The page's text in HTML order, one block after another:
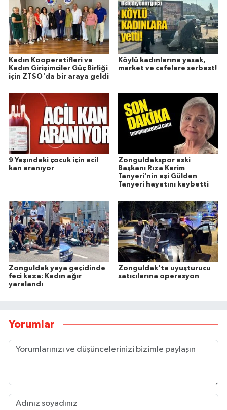
Kadın Kooperatifleri ve
Kadın Girişimciler Güç Birliği
için ZTSO'da bir araya geldi
Köylü kadınlarına yasak,
market ve cafelere serbest!
9 Yaşındaki çocuk için acil
kan aranıyor
Zonguldakspor eski
Başkanı Rıza Kerim
Tanyeri’nin eşi Gülden
Tanyeri hayatını kaybetti
Zonguldak yaya geçidinde
feci kaza: Kadın ağır
yaralandı
Zonguldak'ta uyuşturucu
satıcılarına operasyon
Yorumlar